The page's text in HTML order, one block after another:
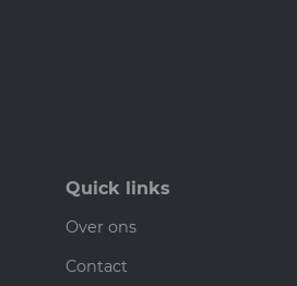
Quick links
Over ons
Contact